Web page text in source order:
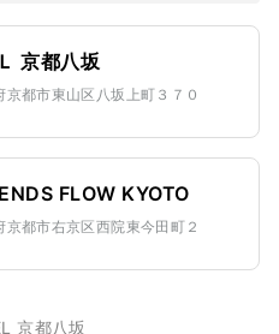
京都八坂
都市東山区八坂上町３７０
FLOW KYOTO
都市右京区西院東今田町２
京都八坂